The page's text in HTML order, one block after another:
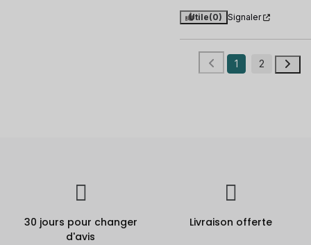
Utile(0) Signaler
1 2
30 jours pour changer
d'avis
Livraison offerte